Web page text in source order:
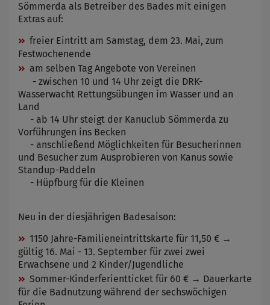
Sömmerda als Betreiber des Bades mit einigen
Extras auf:
freier Eintritt am Samstag, dem 23. Mai, zum
Festwochenende
am selben Tag Angebote von Vereinen
- zwischen 10 und 14 Uhr zeigt die DRK-
Wasserwacht Rettungsübungen im Wasser und an
Land
- ab 14 Uhr steigt der Kanuclub Sömmerda zu
Vorführungen ins Becken
- anschließend Möglichkeiten für Besucherinnen
und Besucher zum Ausprobieren von Kanus sowie
Standup-Paddeln
- Hüpfburg für die Kleinen
Neu in der diesjährigen Badesaison:
1150 Jahre-Familieneintrittskarte für 11,50 € →
gültig 16. Mai - 13. September für zwei zwei
Erwachsene und 2 Kinder/Jugendliche
Sommer-Kinderferientticket für 60 € → Dauerkarte
für die Badnutzung während der sechswöchigen